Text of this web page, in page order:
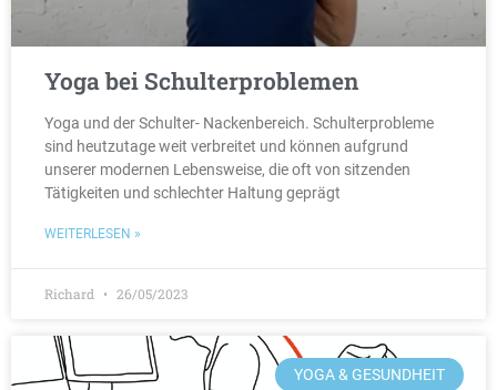
Yoga bei Schulterproblemen
Yoga und der Schulter- Nackenbereich. Schulterprobleme
sind heutzutage weit verbreitet und können aufgrund
unserer modernen Lebensweise, die oft von sitzenden
Tätigkeiten und schlechter Haltung geprägt
WEITERLESEN »
Richard 26/05/2023
YOGA & GESUNDHEIT